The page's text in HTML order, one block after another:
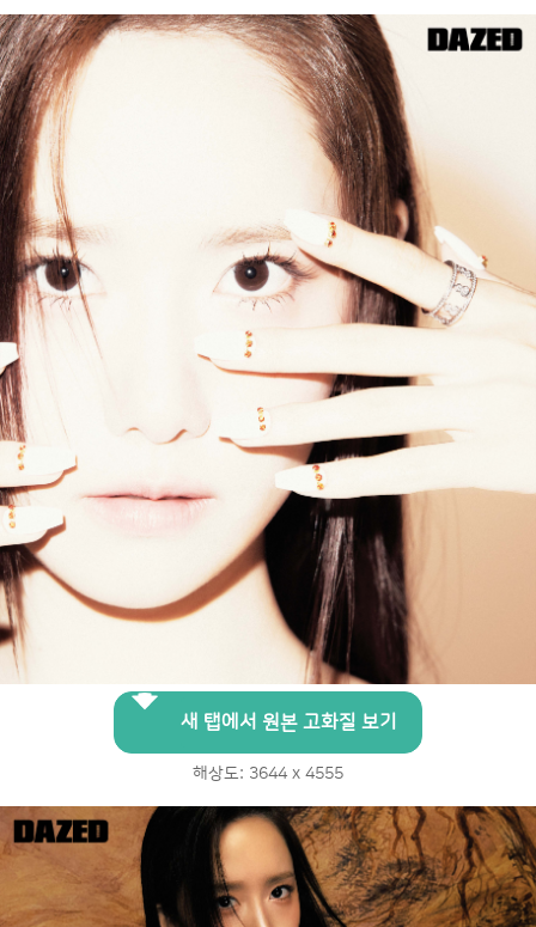
새 탭에서 원본 고화질 보기
해상도: 3644 x 4555